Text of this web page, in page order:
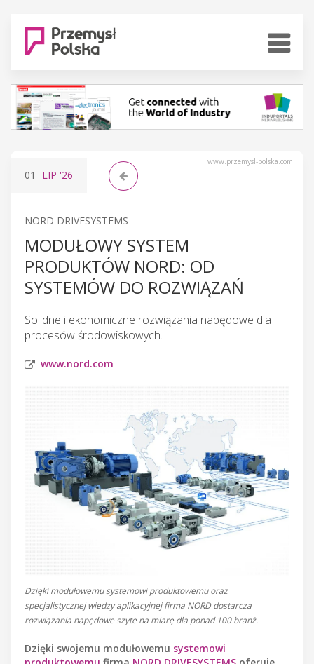
www.przemysl-polska.com
01 LIP '26
NORD DRIVESYSTEMS
MODUŁOWY SYSTEM
PRODUKTÓW NORD: OD
SYSTEMÓW DO ROZWIĄZAŃ
Solidne i ekonomiczne rozwiązania napędowe dla
procesów środowiskowych.
www.nord.com
Dzięki modułowemu systemowi produktowemu oraz
specjalistycznej wiedzy aplikacyjnej firma NORD dostarcza
rozwiązania napędowe szyte na miarę dla ponad 100 branż.
Dzięki swojemu modułowemu systemowi